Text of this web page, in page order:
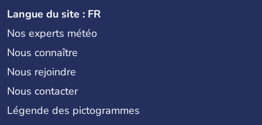
Langue du site : FR
Nos experts météo
Nous connaître
Nous rejoindre
Nous contacter
Légende des pictogrammes